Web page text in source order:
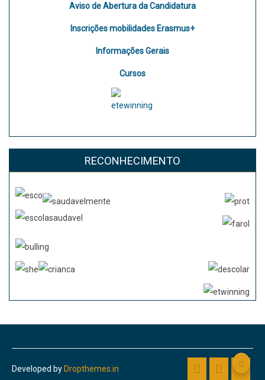
Aviso de Abertura da Candidatura
Inscrições mobilidades Erasmus+
Informações Gerais
Cursos
RECONHECIMENTO
Developed by Dropthemes.in